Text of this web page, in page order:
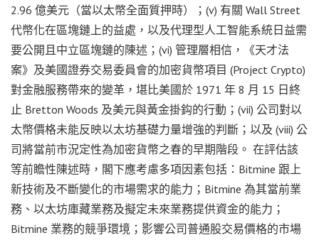
2.96 億美元（當以太幣全面質押時）；(v) 有關 Wall Street
代幣化在區塊鏈上的益處，以及代理型人工智能系統日益需
要公開且中立區塊鏈的陳述；(vi) 管理層相信，《天才法
案》及美國證券交易委員會的加密貨幣項目 (Project Crypto)
對金融服務帶來的變革，堪比美國於 1971 年 8 月 15 日終
止 Bretton Woods 及美元與黃金掛鈎的行動；(vii) 公司對以
太幣價格未能反映以太坊基礎力量增強的判斷；以及 (viii) 公
司將當前市況定性為加密貨幣之春的早期階段。 在評估該
等前瞻性陳述時，閣下應考慮多項因素包括：Bitmine 跟上
新技術及不斷變化的市場需求的能力；Bitmine 為其當前業
務、以太坊庫藏業務及擬定未來業務提供資金的能力；
Bitmine 業務的競爭環境；影響公司普通股交易價格的市場